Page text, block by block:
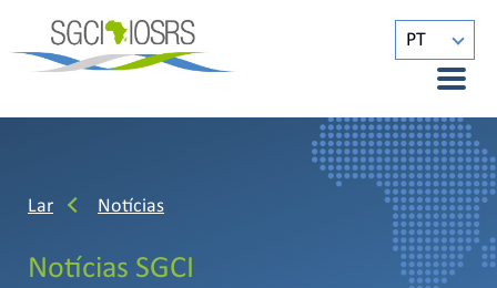
PT
Lar Notícias
Notícias SGCI